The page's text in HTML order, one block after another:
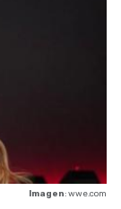
Imagen: wwe.com